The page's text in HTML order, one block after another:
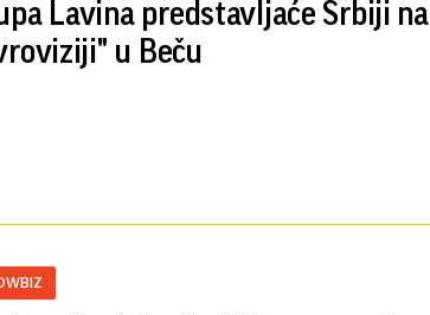
Lavina predstavljaće Srbiji na
u Beču